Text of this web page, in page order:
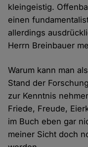
kleingeistig.
einen
allerdings
Herrn Breinbauer
Warum kann man
Stand der
zur Kenntnis
Friede, Freude,
im Buch eben gar
meiner Sicht doch